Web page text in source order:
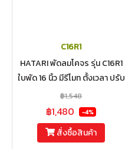
C16R1
HATARI พัดลมโคจร รุ่น C16R1
ใบพัด 16 นิ้ว มีรีโมท ตั้งเวลา ปรับ
การส่ายได้
฿1,548
฿1,480 -4%
สั่งซื้อสินค้า